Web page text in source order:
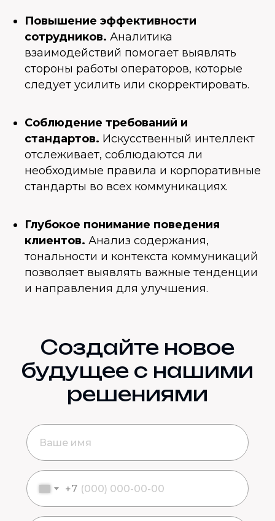
Повышение эффективности
сотрудников. Аналитика
взаимодействий помогает выявлять
стороны работы операторов, которые
следует усилить или скорректировать.
Соблюдение требований и
стандартов. Искусственный интеллект
отслеживает, соблюдаются ли
необходимые правила и корпоративные
стандарты во всех коммуникациях.
Глубокое понимание поведения
клиентов. Анализ содержания,
тональности и контекста коммуникаций
позволяет выявлять важные тенденции
и направления для улучшения.
Создайте новое
будущее с нашими
решениями
+7